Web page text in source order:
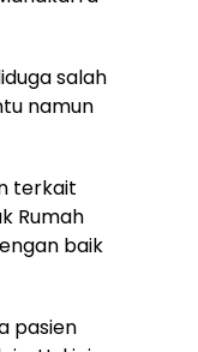
salah
namun
terkait
Rumah
baik
pasien